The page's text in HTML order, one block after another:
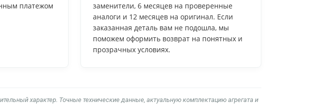
платежом
заменители, 6 месяцев на проверенные
аналоги и 12 месяцев на оригинал. Если
заказанная деталь вам не подошла, мы
поможем оформить возврат на понятных и
прозрачных условиях.
характер. Точные технические данные, актуальную комплектацию агрегата и